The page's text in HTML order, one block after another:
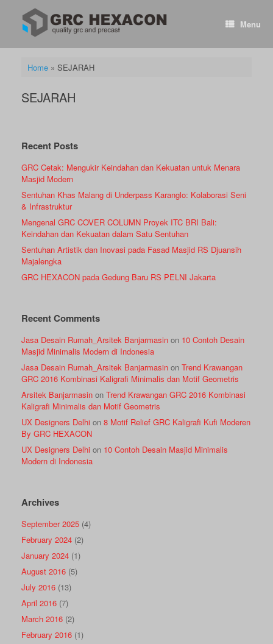
content
Menu
Home» SEJARAH
SEJARAH
Recent Posts
GRC Cetak: Mengukir Keindahan dan Kekuatan untuk Menara
Masjid Modern
Sentuhan Khas Malang di Underpass Karanglo: Kolaborasi Seni
& Infrastruktur
Mengenal GRC COVER COLUMN Proyek ITC BRI Bali:
Keindahan dan Kekuatan dalam Satu Sentuhan
Sentuhan Artistik dan Inovasi pada Fasad Masjid RS Djuansih
Majalengka
GRC HEXACON pada Gedung Baru RS PELNI Jakarta
Recent Comments
Jasa Desain Rumah_Arsitek Banjarmasin on 10 Contoh Desain
Masjid Minimalis Modern di Indonesia
Jasa Desain Rumah_Arsitek Banjarmasin on Trend Krawangan
GRC 2016 Kombinasi Kaligrafi Minimalis dan Motif Geometris
Arsitek Banjarmasin on Trend Krawangan GRC 2016 Kombinasi
Kaligrafi Minimalis dan Motif Geometris
UX Designers Delhi on 8 Motif Relief GRC Kaligrafi Kufi Moderen
By GRC HEXACON
UX Designers Delhi on 10 Contoh Desain Masjid Minimalis
Modern di Indonesia
Archives
September 2025 (4)
February 2024 (2)
January 2024 (1)
August 2016 (5)
July 2016 (13)
April 2016 (7)
March 2016 (2)
February 2016 (1)